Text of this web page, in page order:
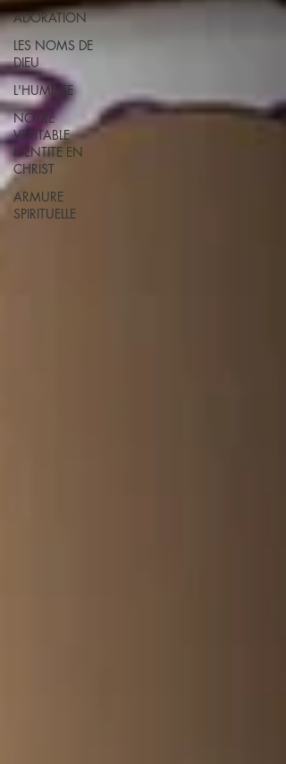
ADORATION
LES NOMS DE
DIEU
L'HUMILITE
NOTRE
VERITABLE
IDENTITE EN
CHRIST
ARMURE
SPIRITUELLE